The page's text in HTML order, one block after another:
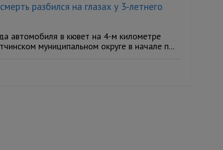
разбился на глазах у 3-летнего
автомобиля в кювет на 4-м километре
муниципальном округе в начале п...